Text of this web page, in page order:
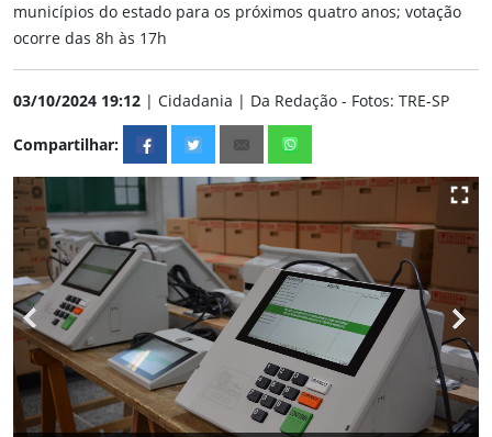
municípios do estado para os próximos quatro anos; votação
ocorre das 8h às 17h
03/10/2024 19:12 | Cidadania | Da Redação - Fotos: TRE-SP
Compartilhar: